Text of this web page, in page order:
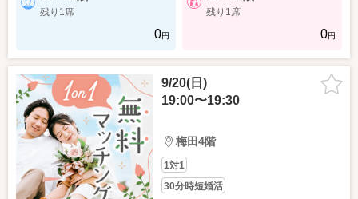
残り1席
0円
残り1席
0円
9/20(日)
19:00〜19:30
梅田4階
1対1
30分時短婚活